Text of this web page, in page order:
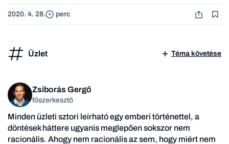
2020. 4. 28. perc
Üzlet Téma követése
Zsiborás Gergő
főszerkesztő
Minden üzleti sztori leírható egy emberi történettel, a
döntések háttere ugyanis meglepően sokszor nem
racionális. Ahogy nem racionális az sem, hogy miért nem